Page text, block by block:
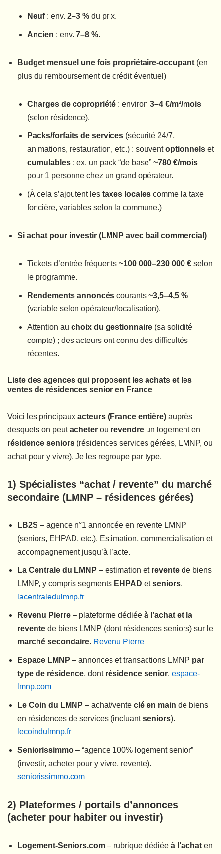
Neuf: env. 2–3 % du prix.
Ancien : env. 7–8 %.
Budget mensuel une fois propriétaire-occupant (en
plus du remboursement de crédit éventuel)
Charges de copropriété : environ 3–4 €/m²/mois
(selon résidence).
Packs/forfaits de services (sécurité 24/7,
animations, restauration, etc.) : souventoptionnels et
cumulables ; ex. un pack “de base” ~780 €/mois
pour 1 personne chez un grand opérateur.
(À cela s’ajoutent les taxes locales comme la taxe
foncière, variables selon la commune.)
Si achat pour investir (LMNP avec bail commercial)
Tickets d’entrée fréquents ~100 000–230 000 € selon
le programme.
Rendements annoncés courants ~3,5–4,5 %
(variable selon opérateur/localisation).
Attention au choix du gestionnaire (sa solidité
compte) ; des acteurs ont connu des difficultés
récentes.
Liste des agences qui proposent les achats et les
ventes de résidences senior en France
Voici les principaux acteurs (France entière) auprès
desquels on peutacheter ou revendre un logement en
résidence seniors (résidences services gérées, LMNP, ou
achat pour y vivre). Je les regroupe par type.
1) Spécialistes “achat / revente” du marché
secondaire (LMNP – résidences gérées)
LB2S – agence n°1 annoncée en revente LMNP
(seniors, EHPAD, etc.). Estimation, commercialisation et
accompagnement jusqu’à l’acte.
La Centrale du LMNP – estimation et revente de biens
LMNP, y compris segments EHPAD etseniors.
lacentraledulmnp.fr
Revenu Pierre – plateforme dédiée à l’achat et la
revente de biens LMNP (dont résidences seniors) sur le
marché secondaire. Revenu Pierre
Espace LMNP – annonces et transactions LMNP par
type de résidence, dont résidence senior. espace-
lmnp.com
Le Coin du LMNP – achat/vente clé en main de biens
en résidences de services (incluantseniors).
lecoindulmnp.fr
Seniorissimmo – “agence 100% logement senior”
(investir, acheter pour y vivre, revente).
seniorissimmo.com
2) Plateformes / portails d’annonces
(acheter pour habiter ou investir)
Logement-Seniors.com – rubrique dédiée à l’achat en